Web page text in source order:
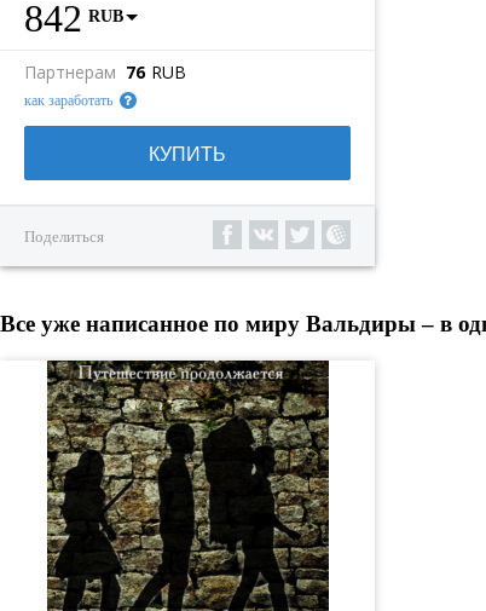
842 RUB
Партнерам 76 RUB
как заработать
КУПИТЬ
Поделиться
Все уже написанное по миру Вальдиры – в